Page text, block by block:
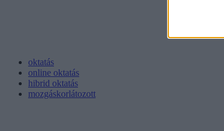
oktatás
online oktatás
hibrid oktatás
mozgáskorlátozott